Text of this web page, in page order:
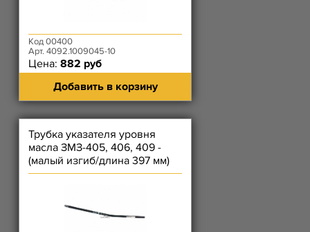
Код 00400
Арт. 4092.1009045-10
Цена: 882 руб
Добавить в корзину
Трубка указателя уровня
масла ЗМЗ-405, 406, 409 -
(малый изгиб/длина 397 мм)